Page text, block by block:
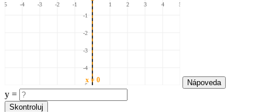
-5
-5
-4
-4
-3
-3
-2
-2
-1
-1
1 2 3 4 5
x = 0 Nápoveda
y =
Skontroluj